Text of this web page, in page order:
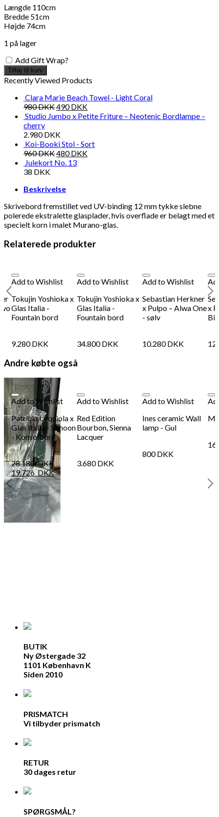
Længde 110cm
Bredde 51cm
Højde 74cm
1 på lager
Add Gift Wrap?
Tilføj til kurv
Recently Viewed Products
Clara Marie Beach Towel - Light Coral
980DKK490DKK
Studio Jumbo x Petite Friture – Neotenic Bordlampe –
cherry
2.980DKK
Koi-Booki Stol - Sort
960DKK480DKK
Julekort No. 13
38 DKK
Beskrivelse
Skrivebord fremstillet ved UV-binding 12 mm tykke slebne
polerede ekstralette glasplader, hvis overflade er belagt med et
specielt korn i malet Murano-glas.
Relaterede produkter
Add to Wishlist
Tokujin Yoshioka x
Glas Italia -
Fountain bord
9.280DKK
Add to Wishlist
Tokujin Yoshioka x
Glas Italia -
Fountain bord
34.800DKK
Add to Wishlist
Sebastian Herkner
x Pulpo – Alwa One
- sølv
10.280DKK
x
Andre købte også
Add to Wishlist
Patricia Urquiola x
Glas Italia - Simoon
- Konsolbord
28.180DKK
19.726DKK
Add to Wishlist
Red Edition
Bourbon, Sienna
Lacquer
3.680DKK
Add to Wishlist
Ines ceramic Wall
lamp - Gul
800DKK
BUTIK
Ny Østergade 32
1101 København K
Siden 2010
PRISMATCH
Vi tilbyder prismatch
RETUR
30 dages retur
SPØRGSMÅL?